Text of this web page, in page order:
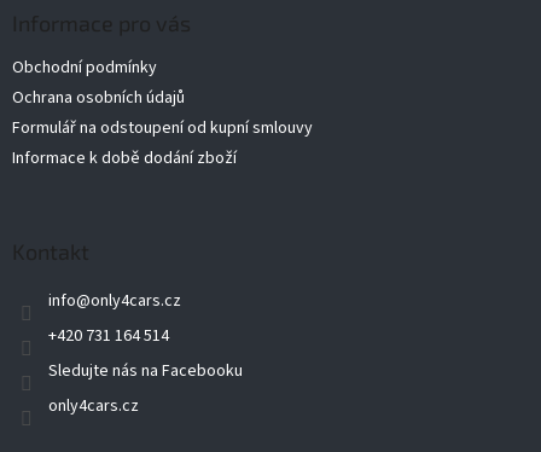
Informace pro vás
Obchodní podmínky
Ochrana osobních údajů
Formulář na odstoupení od kupní smlouvy
Informace k době dodání zboží
Kontakt
info@only4cars.cz
+420 731 164 514
Sledujte nás na Facebooku
only4cars.cz